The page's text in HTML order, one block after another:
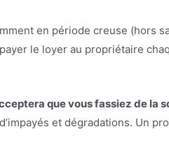
en période creuse (hors
le loyer au propriétaire
que vous fassiez de la
et dégradations. Un